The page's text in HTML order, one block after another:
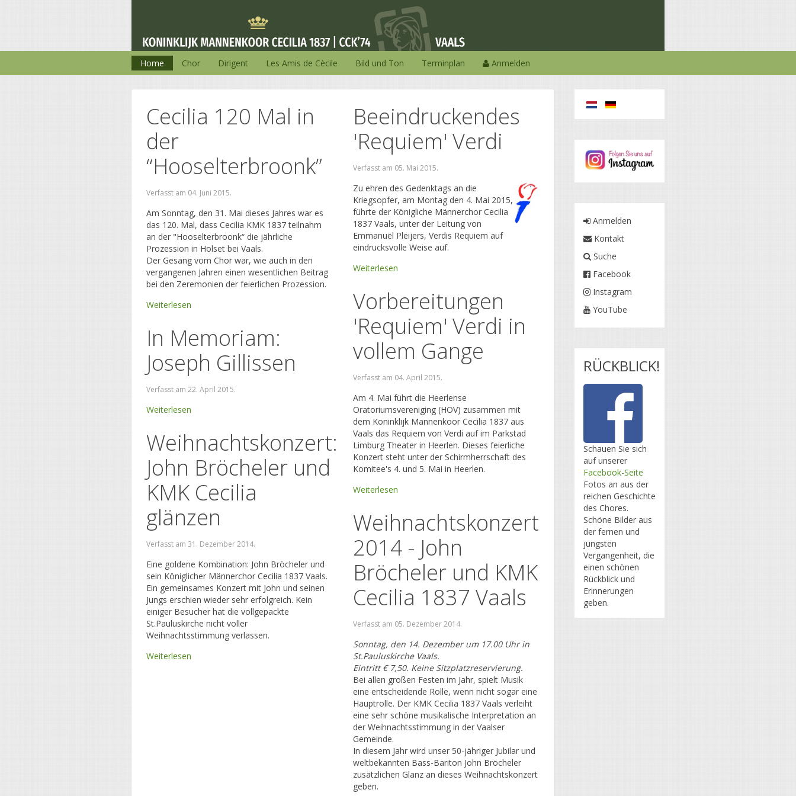
Home Chor Dirigent Les Amis de Cècile Bild und Ton Terminplan Anmelden
Cecilia 120 Mal in
der
“Hooselterbroonk”
Verfasst am 04. Juni 2015.
Am Sonntag, den 31. Mai dieses Jahres war es
das 120. Mal, dass Cecilia KMK 1837 teilnahm
an der "Hooselterbroonk“ die jährliche
Prozession in Holset bei Vaals.
Der Gesang vom Chor war, wie auch in den
vergangenen Jahren einen wesentlichen Beitrag
bei den Zeremonien der feierlichen Prozession.
Weiterlesen
In Memoriam:
Joseph Gillissen
Verfasst am 22. April 2015.
Weiterlesen
Weihnachtskonzert:
John Bröcheler und
KMK Cecilia
glänzen
Verfasst am 31. Dezember 2014.
Eine goldene Kombination: John Bröcheler und
sein Königlicher Männerchor Cecilia 1837 Vaals.
Ein gemeinsames Konzert mit John und seinen
Jungs erschien wieder sehr erfolgreich. Kein
einiger Besucher hat die vollgepackte
St.Pauluskirche nicht voller
Weihnachtsstimmung verlassen.
Weiterlesen
Beeindruckendes
'Requiem' Verdi
Verfasst am 05. Mai 2015.
Zu ehren des Gedenktags an die
Kriegsopfer, am Montag den 4. Mai 2015,
führte der Königliche Männerchor Cecilia
1837 Vaals, unter der Leitung von
Emmanuël Pleijers, Verdis Requiem auf
eindrucksvolle Weise auf.
Weiterlesen
Vorbereitungen
'Requiem' Verdi in
vollem Gange
Verfasst am 04. April 2015.
Am 4. Mai führt die Heerlense
Oratoriumsvereniging (HOV) zusammen mit
dem Koninklijk Mannenkoor Cecilia 1837 aus
Vaals das Requiem von Verdi auf im Parkstad
Limburg Theater in Heerlen. Dieses feierliche
Konzert steht unter der Schirmherrschaft des
Komitee's 4. und 5. Mai in Heerlen.
Weiterlesen
Weihnachtskonzert
2014 - John
Bröcheler und KMK
Cecilia 1837 Vaals
Verfasst am 05. Dezember 2014.
Sonntag, den 14. Dezember um 17.00 Uhr in
St.Pauluskirche Vaals.
Eintritt € 7,50. Keine Sitzplatzreservierung.
Bei allen großen Festen im Jahr, spielt Musik
eine entscheidende Rolle, wenn nicht sogar eine
Hauptrolle. Der KMK Cecilia 1837 Vaals verleiht
eine sehr schöne musikalische Interpretation an
der Weihnachtsstimmung in der Vaalser
Gemeinde.
In diesem Jahr wird unser 50-jähriger Jubilar und
weltbekannten Bass-Bariton John Bröcheler
zusätzlichen Glanz an dieses Weihnachtskonzert
geben.
Anmelden
Kontakt
Suche
Facebook
Instagram
YouTube
RÜCKBLICK!
Schauen Sie sich
auf unserer
Facebook-Seite
Fotos an aus der
reichen Geschichte
des Chores.
Schöne Bilder aus
der fernen und
jüngsten
Vergangenheit, die
einen schönen
Rückblick und
Erinnerungen
geben.